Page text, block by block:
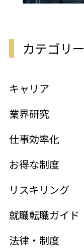
カテゴリー
キャリア
業界研究
仕事効率化
お得な制度
リスキリング
就職転職ガイド
法律・制度